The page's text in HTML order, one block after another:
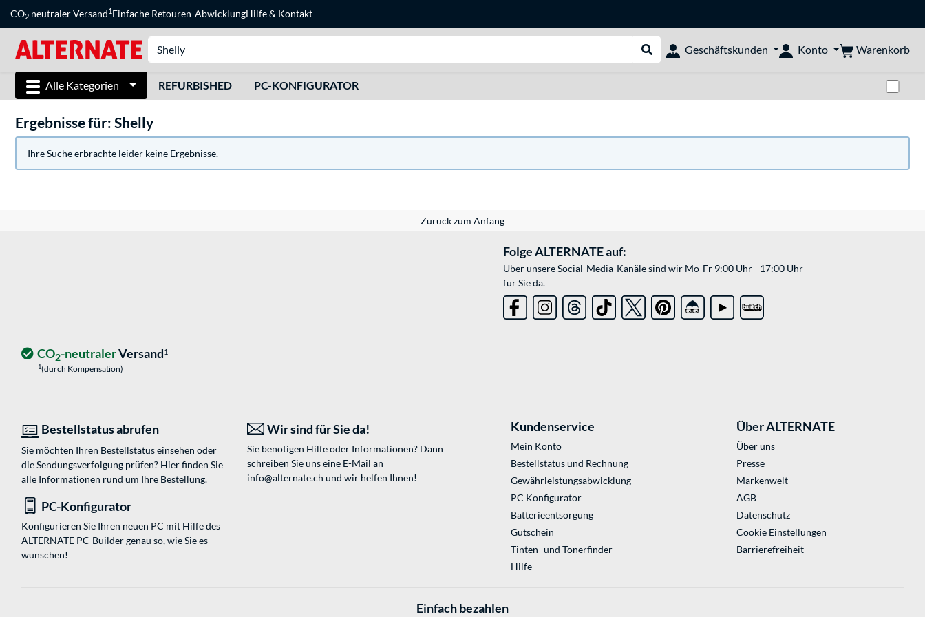
CO2 neutraler Versand1Einfache Retouren-AbwicklungHilfe& Kontakt
Suche durchführen
Geschäftskunden Konto Warenkorb
Alle Kategorien REFURBISHED PC-KONFIGURATOR
Ergebnisse für: Shelly
Ihre Suche erbrachte leider keine Ergebnisse.
Zurück zum Anfang
Folge ALTERNATE auf:
Über unsere Social-Media-Kanäle sind wir Mo-Fr 9:00 Uhr - 17:00 Uhr
für Sie da.
CO2-neutralerVersand1
1(durch Kompensation)
Bestellstatus abrufen
Sie möchten Ihren Bestellstatus einsehen oder
die Sendungsverfolgung prüfen? Hier finden Sie
alle Informationen rund um Ihre Bestellung.
Wir sind für Sie da!
Sie benötigen Hilfe oder Informationen? Dann
schreiben Sie uns eine E-Mail an
info@alternate.ch und wir helfen Ihnen!
PC-Konfigurator
Konfigurieren Sie Ihren neuen PC mit Hilfe des
ALTERNATE PC-Builder genau so, wie Sie es
wünschen!
Kundenservice
Mein Konto
Bestellstatus und Rechnung
Gewährleistungsabwicklung
PC Konfigurator
Batterieentsorgung
Gutschein
Tinten- und Tonerfinder
Hilfe
Über ALTERNATE
Über uns
Presse
Markenwelt
AGB
Datenschutz
Cookie Einstellungen
Barrierefreiheit
Einfach bezahlen